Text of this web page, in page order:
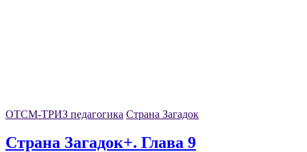
ОТСМ-ТРИЗ педагогика Страна Загадок
Страна Загадок+. Глава 9